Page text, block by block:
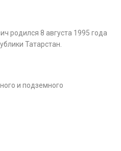
родился 8 августа 1995 года
Татарстан.
и подземного